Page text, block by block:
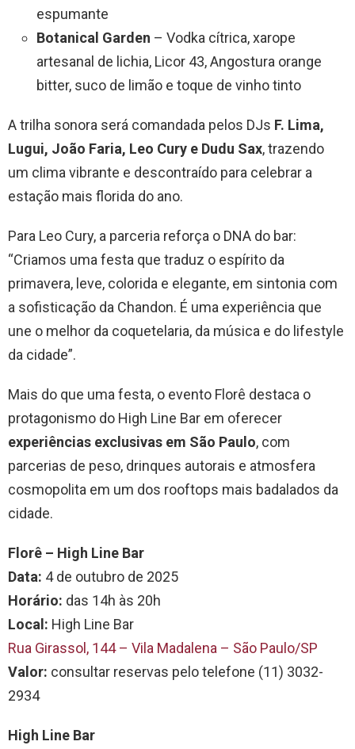
espumante
Botanical Garden – Vodka cítrica, xarope
artesanal de lichia, Licor 43, Angostura orange
bitter, suco de limão e toque de vinho tinto
A trilha sonora será comandada pelos DJs F. Lima,
Lugui, João Faria, Leo Cury e Dudu Sax, trazendo
um clima vibrante e descontraído para celebrar a
estação mais florida do ano.
Para Leo Cury, a parceria reforça o DNA do bar:
“Criamos uma festa que traduz o espírito da
primavera, leve, colorida e elegante, em sintonia com
a sofisticação da Chandon. É uma experiência que
une o melhor da coquetelaria, da música e do lifestyle
da cidade”.
Mais do que uma festa, o evento Florê destaca o
protagonismo do High Line Bar em oferecer
experiências exclusivas em São Paulo, com
parcerias de peso, drinques autorais e atmosfera
cosmopolita em um dos rooftops mais badalados da
cidade.
Florê – High Line Bar
Data: 4 de outubro de 2025
Horário: das 14h às 20h
Local: High Line Bar
Rua Girassol, 144 – Vila Madalena – São Paulo/SP
Valor: consultar reservas pelo telefone (11) 3032-
2934
High Line Bar